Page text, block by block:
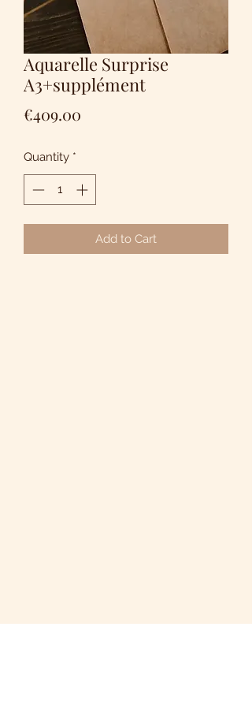
Aquarelle Surprise
A3+supplément
€409.00
Quantity *
Add to Cart